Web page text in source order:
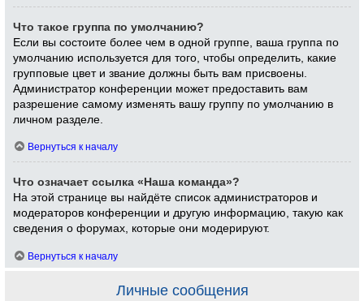
Что такое группа по умолчанию?
Если вы состоите более чем в одной группе, ваша группа по
умолчанию используется для того, чтобы определить, какие
групповые цвет и звание должны быть вам присвоены.
Администратор конференции может предоставить вам
разрешение самому изменять вашу группу по умолчанию в
личном разделе.
Вернуться к началу
Что означает ссылка «Наша команда»?
На этой странице вы найдёте список администраторов и
модераторов конференции и другую информацию, такую как
сведения о форумах, которые они модерируют.
Вернуться к началу
Личные сообщения